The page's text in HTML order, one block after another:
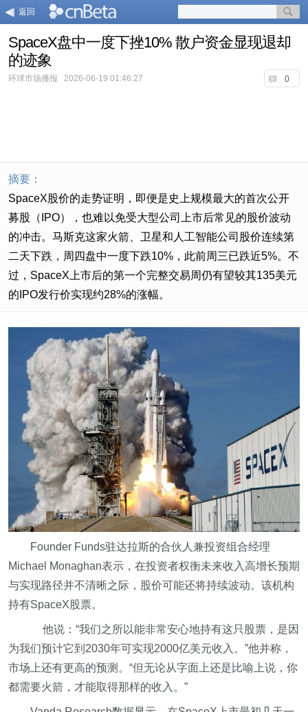
返回
SpaceX盘中一度下挫10% 散户资金显现退却
的迹象
0
环球市场播报 2026-06-19 01:46:27
摘要：
SpaceX股价的走势证明，即便是史上规模最大的首次公开
募股（IPO），也难以免受大型公司上市后常见的股价波动
的冲击。马斯克这家火箭、卫星和人工智能公司股价连续第
二天下跌，周四盘中一度下跌10%，此前周三已跌近5%。不
过，SpaceX上市后的第一个完整交易周仍有望较其135美元
的IPO发行价实现约28%的涨幅。
Founder Funds驻达拉斯的合伙人兼投资组合经理
Michael Monaghan表示，在投资者权衡未来收入高增长预期
与实现路径并不清晰之际，股价可能还将持续波动。该机构
持有SpaceX股票。
他说：“我们之所以能非常安心地持有这只股票，是因
为我们预计它到2030年可实现2000亿美元收入。”他并称，
市场上还有更高的预测。“但无论从字面上还是比喻上说，你
都需要火箭，才能取得那样的收入。”